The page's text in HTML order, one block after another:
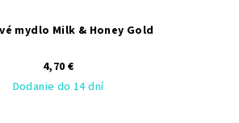
mydlo Milk & Honey Gold
4,70 €
Dodanie do 14 dní